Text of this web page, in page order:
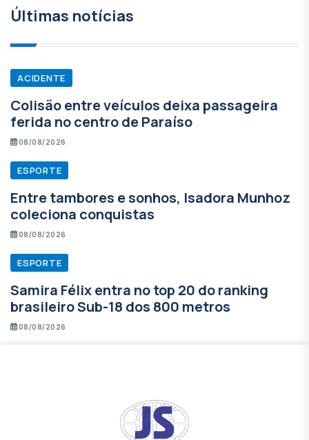
Últimas notícias
ACIDENTE
Colisão entre veículos deixa passageira
ferida no centro de Paraíso
08/08/2026
ESPORTE
Entre tambores e sonhos, Isadora Munhoz
coleciona conquistas
08/08/2026
ESPORTE
Samira Félix entra no top 20 do ranking
brasileiro Sub-18 dos 800 metros
08/08/2026